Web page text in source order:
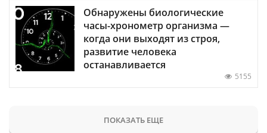
Обнаружены биологические
часы-хронометр организма —
когда они выходят из строя,
развитие человека
останавливается
5155
ПОКАЗАТЬ ЕЩЕ